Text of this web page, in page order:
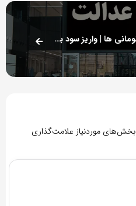
قیمت سهام عدالت ۵۰۰ هزار تومانی ها | واریز سود به آذر ماه رسید؟
بخش‌های موردنیاز علامت‌گذاری